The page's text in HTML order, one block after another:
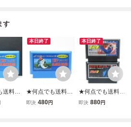
す
送料１
・ブラ
本日終了
★何点でも送料１
８５円★ ザ・ブラ
即決 480円
本日終了
★何点でも送料１
８５円★２本セッ
即決 880円